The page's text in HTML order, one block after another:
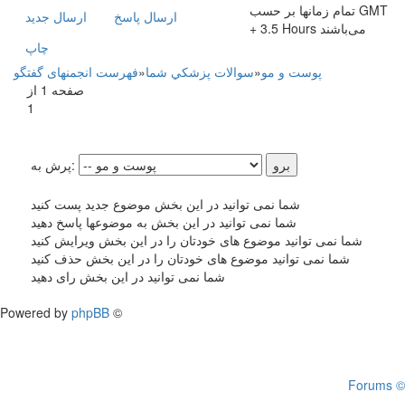
ارسال جديد
ارسال پاسخ
چاپ
تمام زمانها بر حسب GMT
+ 3.5 Hours می‌باشند
فهرست انجمنهای گفتگو»سوالات پزشکي شما»پوست و مو
صفحه 1 از
1
پرش به:
شما نمی توانید در این بخش موضوع جدید پست کنید
شما نمی توانید در این بخش به موضوعها پاسخ دهید
شما نمی توانید موضوع های خودتان را در این بخش ویرایش کنید
شما نمی توانید موضوع های خودتان را در این بخش حذف کنید
شما نمی توانید در این بخش رای دهید
Powered by phpBB ©
Forums ©